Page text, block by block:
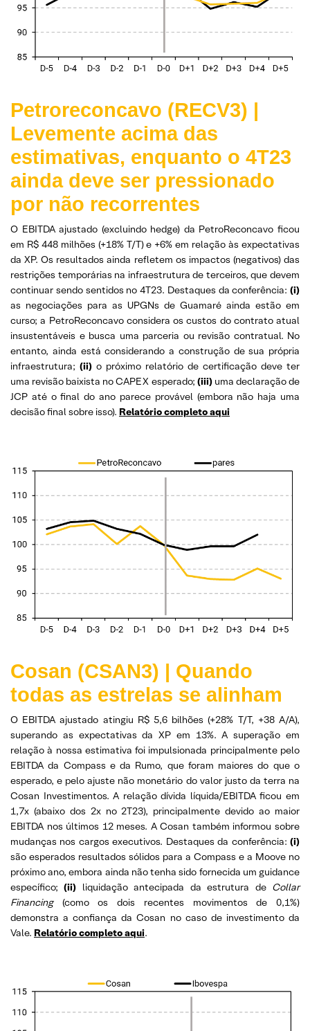
Petroreconcavo (RECV3) |
Levemente acima das
estimativas, enquanto o 4T23
ainda deve ser pressionado
por não recorrentes
O EBITDA ajustado (excluindo hedge) da PetroReconcavo ficou
em R$ 448 milhões (+18% T/T) e +6% em relação às expectativas
da XP. Os resultados ainda refletem os impactos (negativos) das
restrições temporárias na infraestrutura de terceiros, que devem
continuar sendo sentidos no 4T23. Destaques da conferência: (i)
as negociações para as UPGNs de Guamaré ainda estão em
curso; a PetroReconcavo considera os custos do contrato atual
insustentáveis e busca uma parceria ou revisão contratual. No
entanto, ainda está considerando a construção de sua própria
infraestrutura; (ii) o próximo relatório de certificação deve ter
uma revisão baixista no CAPEX esperado; (iii) uma declaração de
JCP até o final do ano parece provável (embora não haja uma
decisão final sobre isso). Relatório completo aqui
Cosan (CSAN3) | Quando
todas as estrelas se alinham
O EBITDA ajustado atingiu R$ 5,6 bilhões (+28% T/T, +38 A/A),
superando as expectativas da XP em 13%. A superação em
relação à nossa estimativa foi impulsionada principalmente pelo
EBITDA da Compass e da Rumo, que foram maiores do que o
esperado, e pelo ajuste não monetário do valor justo da terra na
Cosan Investimentos. A relação dívida líquida/EBITDA ficou em
1,7x (abaixo dos 2x no 2T23), principalmente devido ao maior
EBITDA nos últimos 12 meses. A Cosan também informou sobre
mudanças nos cargos executivos. Destaques da conferência: (i)
são esperados resultados sólidos para a Compass e a Moove no
próximo ano, embora ainda não tenha sido fornecida um guidance
específico;(ii) liquidação antecipada da estrutura de Collar
Financing(como os dois recentes movimentos de 0,1%)
demonstra a confiança da Cosan no caso de investimento da
Vale. Relatório completo aqui.